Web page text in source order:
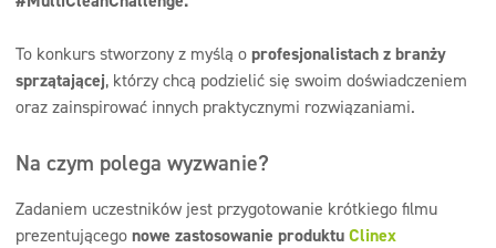
To konkurs stworzony z myślą oprofesjonalistach z branży
sprzątającej, którzy chcą podzielić się swoim doświadczeniem
oraz zainspirować innych praktycznymi rozwiązaniami.
Na czym polega wyzwanie?
Zadaniem uczestników jest przygotowanie krótkiego filmu
prezentującegonowe zastosowanie produktuClinex